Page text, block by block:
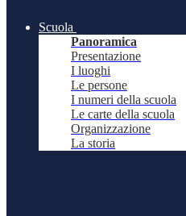
Scuola
Panoramica
Presentazione
I luoghi
Le persone
I numeri della scuola
Le carte della scuola
Organizzazione
La storia